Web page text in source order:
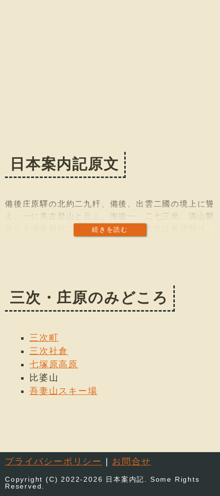
日本案内記原文
続きを読む
備後庄原驛の北約二九粁、備後、出雲二國の境上に聳
え、一に美古登山と云ふ。海拔一、二七三米、滿山鬱
蒼たる濶葉樹林に蔽はれて居る。東及北は展望開け、
三次・庄原のみどころ
三次町
三次社倉
七塚原高原
比婆山
吾妻山スキー場
プライバシーポリシー | お問合せ
Copyright (C) 2022-2026 日本案内記. Some Rights
Reserved.